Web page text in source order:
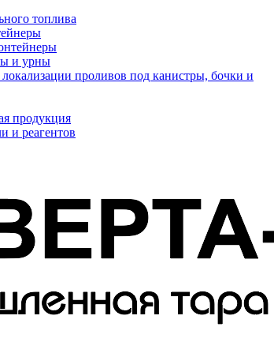
топлива
и урны
проливов под канистры, бочки и
продукция
и реагентов